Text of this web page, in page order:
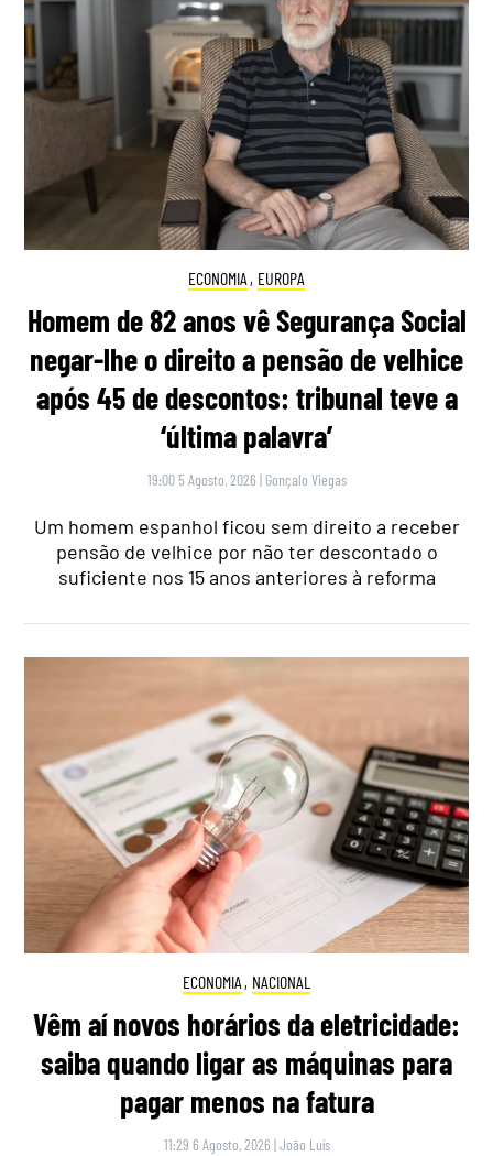
ECONOMIA , EUROPA
Homem de 82 anos vê Segurança Social
negar-lhe o direito a pensão de velhice
após 45 de descontos: tribunal teve a
‘última palavra’
19:00 5 Agosto, 2026 | Gonçalo Viegas
Um homem espanhol ficou sem direito a receber
pensão de velhice por não ter descontado o
suficiente nos 15 anos anteriores à reforma
ECONOMIA , NACIONAL
Vêm aí novos horários da eletricidade:
saiba quando ligar as máquinas para
pagar menos na fatura
11:29 6 Agosto, 2026 |João Luís